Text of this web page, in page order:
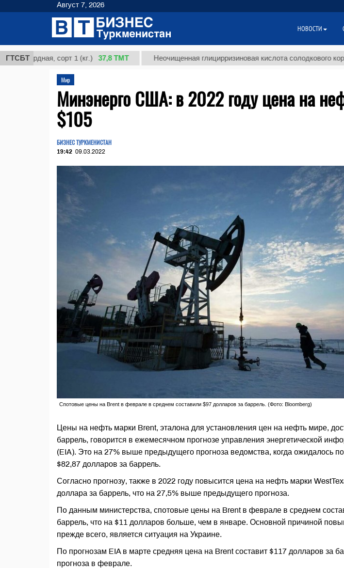
ГТСБТсорт 1 (кг.) 37,8 ТМТ Неочищенная глицирризиновая кислота солодкового корня
Мир
Минэнерго США: в 2022 году цена на
$105
БИЗНЕС ТУРКМЕНИСТАН
19:42 09.03.2022
Спотовые цены на Brent в феврале в среднем составили $97 долларов за баррель. (Фото: Bloomberg)
Цены на нефть марки Brent, эталона для установления цен на нефть мире,
баррель, говорится в ежемесячном прогнозе управления энергетической
(EIA). Это на 27% выше предыдущего прогноза ведомства, когда ожидалось
$82,87 долларов за баррель.
Согласно прогнозу, также в 2022 году повысится цена на нефть марки
доллара за баррель, что на 27,5% выше предыдущего прогноза.
По данным министерства, спотовые цены на Brent в феврале в среднем
баррель, что на $11 долларов больше, чем в январе. Основной причиной
прежде всего, является ситуация на Украине.
По прогнозам EIA в марте средняя цена на Brent составит $117 долларов за
прогноза в феврале.
Август 7, 2026
НОВОСТИ